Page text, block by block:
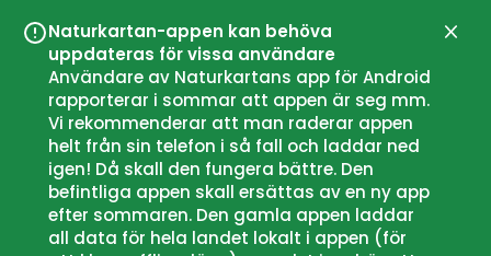
Naturkartan-appen kan behöva
uppdateras för vissa användare
Användare av Naturkartans app för Android
rapporterar i sommar att appen är seg mm.
Vi rekommenderar att man raderar appen
helt från sin telefon i så fall och laddar ned
igen! Då skall den fungera bättre. Den
befintliga appen skall ersättas av en ny app
efter sommaren. Den gamla appen laddar
all data för hela landet lokalt i appen (för
Lukk